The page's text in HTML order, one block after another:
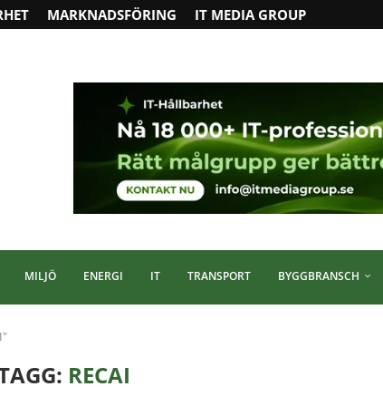
MARKNADSFÖRING IT MEDIA GROUP
MILJÖ ENERGI IT TRANSPORT BYGGBRANSCH
RECAI